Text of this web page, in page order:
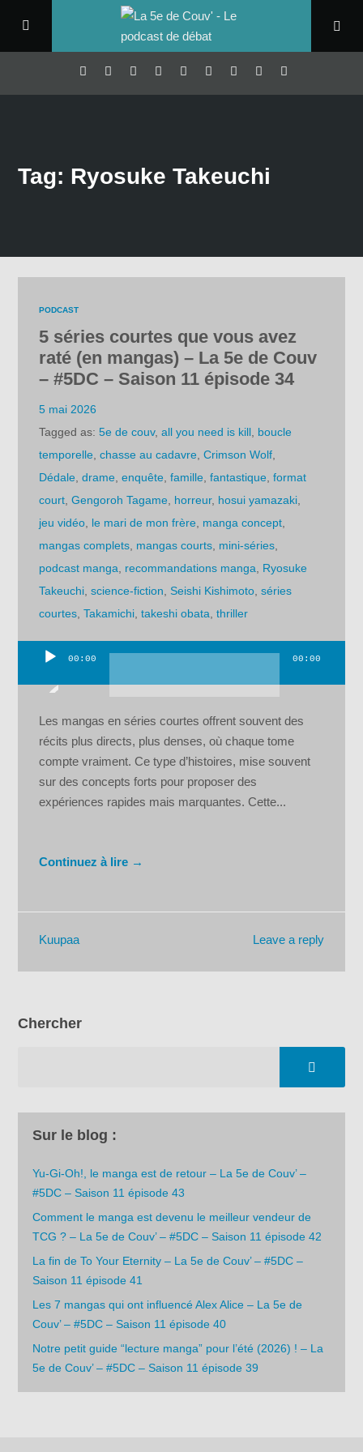
Tag: Ryosuke Takeuchi
PODCAST
5 séries courtes que vous avez
raté (en mangas) – La 5e de Couv
– #5DC – Saison 11 épisode 34
5 mai 2026
Tagged as:5e de couv,all you need is kill boucle
temporelle ,chasse au cadavre ,Crimson Wolf
Dédale ,drame ,enquête ,famille ,fantastique ,format
court ,Gengoroh Tagame horreur, hosui yamazaki
jeu vidéo le mari de mon frère manga concept
mangas complets mangas courts mini-séries
podcast manga
recommandations manga
Ryosuke
Takeuchi ,science-fiction ,Seishi Kishimoto ,séries
courtes ,Takamichi ,takeshi obata ,thriller
00:00 00:00
Les mangas en séries courtes offrent souvent des
récits plus directs, plus denses, où chaque tome
compte vraiment. Ce type d’histoires, mise souvent
sur des concepts forts pour proposer des
expériences rapides mais marquantes. Cette...
Continuez à lire →
Leave a reply
Kuupaa
Chercher
Sur le blog :
Yu-Gi-Oh!, le manga est de retour – La 5e de Couv’ –
#5DC – Saison 11 épisode 43
Comment le manga est devenu le meilleur vendeur de
TCG ? – La 5e de Couv’ – #5DC – Saison 11 épisode 42
La fin de To Your Eternity – La 5e de Couv’ – #5DC –
Saison 11 épisode 41
Les 7 mangas qui ont influencé Alex Alice – La 5e de
Couv’ – #5DC – Saison 11 épisode 40
Notre petit guide “lecture manga” pour l’été (2026) ! – La
5e de Couv’ – #5DC – Saison 11 épisode 39